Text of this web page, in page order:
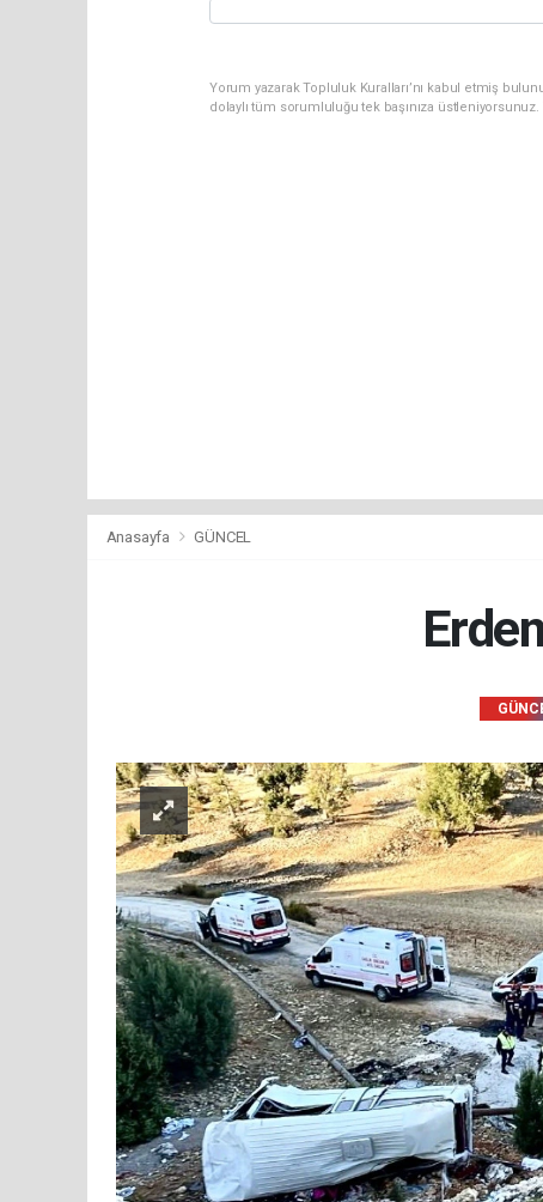
Yorum yazarak Topluluk Kuralları’nı kabul etmiş
dolaylı tüm sorumluluğu tek başınıza
Anasayfa GÜNCEL